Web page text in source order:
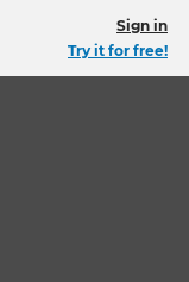
Sign in
Try it for free!